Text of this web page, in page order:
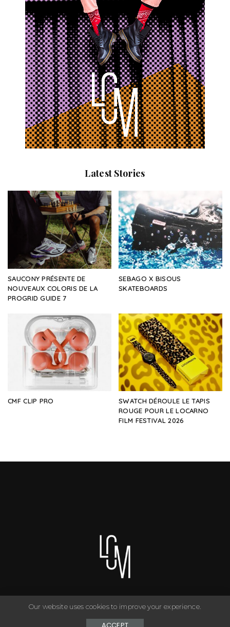
Latest Stories
SAUCONY PRÉSENTE DE
NOUVEAUX COLORIS DE LA
PROGRID GUIDE 7
SEBAGO X BISOUS
SKATEBOARDS
CMF CLIP PRO
SWATCH DÉROULE LE TAPIS
ROUGE POUR LE LOCARNO
FILM FESTIVAL 2026
You can have anything you want in life if you dress for it. ©
Copyright Le Closet - 2024
Our website uses cookies to improve your experience.